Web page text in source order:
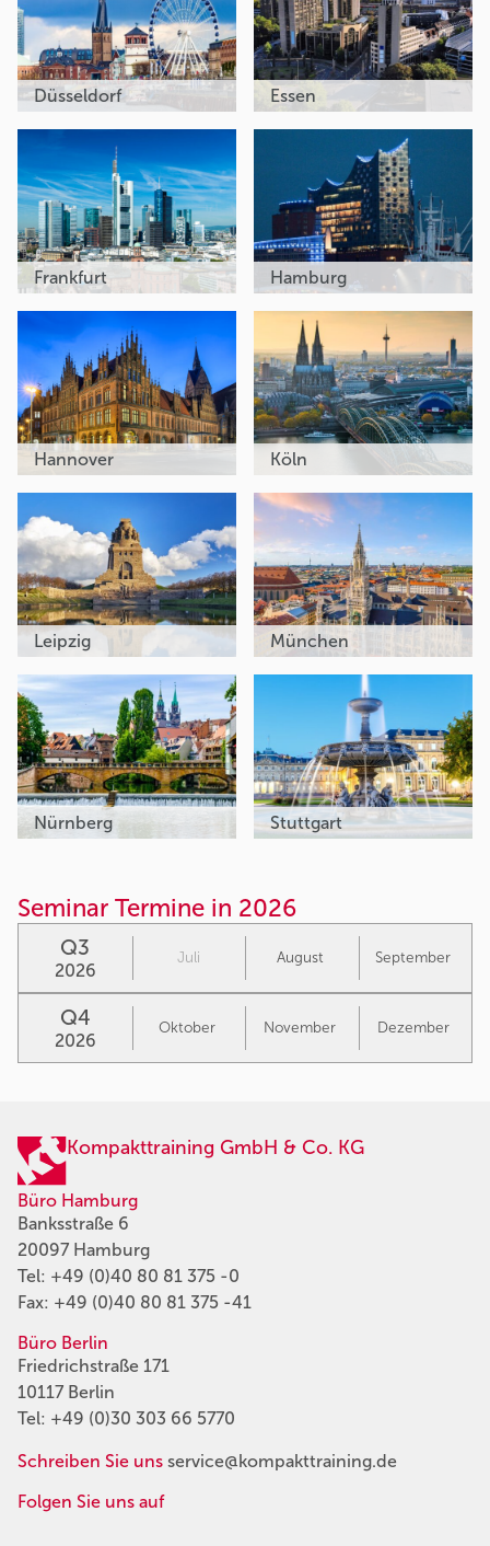
Düsseldorf Essen
Frankfurt Hamburg
Hannover Köln
Leipzig München
Nürnberg Stuttgart
Seminar Termine in 2026
Q3
2026
Juli August September
Q4
2026
Oktober November Dezember
Kompakttraining GmbH & Co. KG
Büro Hamburg
Banksstraße 6
20097 Hamburg
Tel: +49 (0)40 80 81 375 -0
Fax: +49 (0)40 80 81 375 -41
Büro Berlin
Friedrichstraße 171
10117 Berlin
Tel: +49 (0)30 303 66 5770
Schreiben Sie uns service@kompakttraining.de
Folgen Sie uns auf